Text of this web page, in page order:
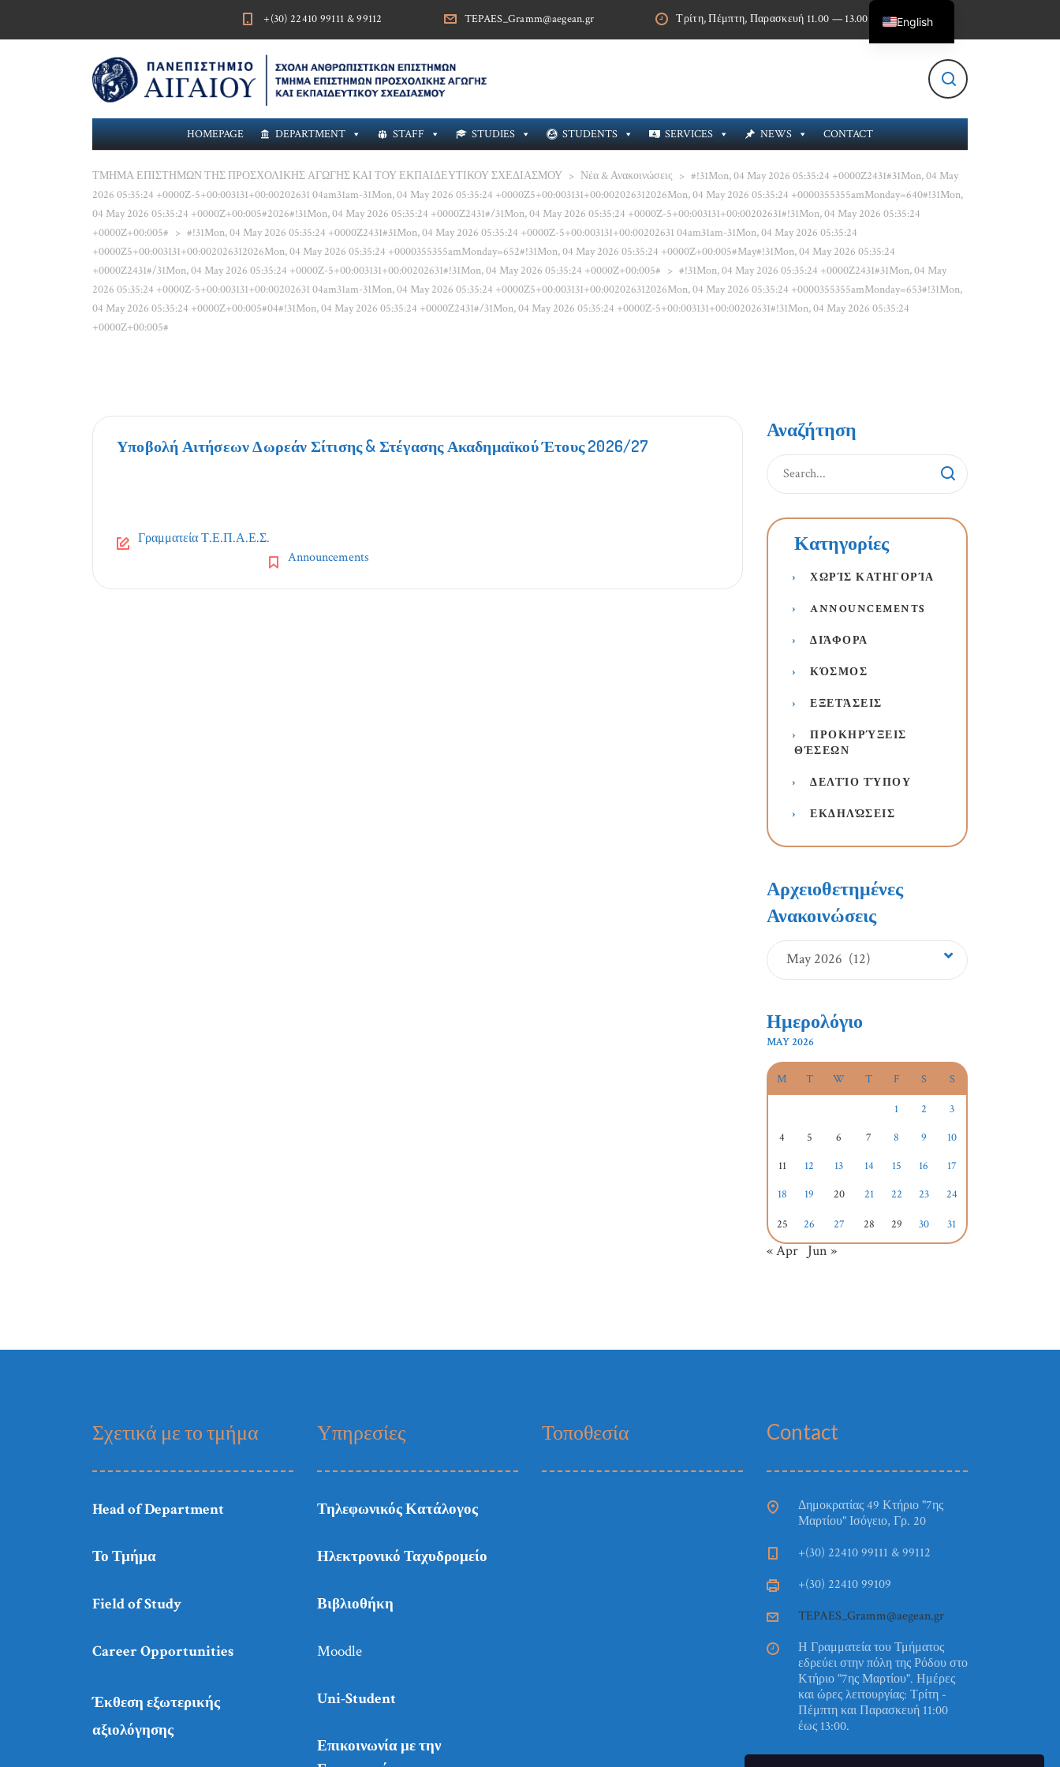
+(30) 22410 99111 & 99112 TEPAES_Gramm@aegean.gr Τρίτη, Πέμπτη, Παρασκευή 11.00 — 13.00
HOMEPAGE DEPARTMENT STAFF STUDIES STUDENTS SERVICES NEWS CONTACT
ΤΜΗΜΑ ΕΠΙΣΤΗΜΩΝ ΤΗΣ ΠΡΟΣΧΟΛΙΚΗΣ ΑΓΩΓΗΣ ΚΑΙ ΤΟΥ ΕΚΠΑΙΔΕΥΤΙΚΟΥ ΣΧΕΔΙΑΣΜΟΥ > Νέα & Ανακοινώσεις > #!31Mon, 04 May 2026 05:35:24 +0000Z2431#31Mon, 04 May
2026 05:35:24 +0000Z-5+00:003131+00:00202631 04am31am-31Mon, 04 May 2026 05:35:24 +0000Z5+00:003131+00:002026312026Mon, 04 May 2026 05:35:24 +0000355355amMonday=640#!31Mon,
04 May 2026 05:35:24 +0000Z+00:005#2026#!31Mon, 04 May 2026 05:35:24 +0000Z2431#/31Mon, 04 May 2026 05:35:24 +0000Z-5+00:003131+00:00202631#!31Mon, 04 May 2026 05:35:24
+0000Z+00:005# > #!31Mon, 04 May 2026 05:35:24 +0000Z2431#31Mon, 04 May 2026 05:35:24 +0000Z-5+00:003131+00:00202631 04am31am-31Mon, 04 May 2026 05:35:24
+0000Z5+00:003131+00:002026312026Mon, 04 May 2026 05:35:24 +0000355355amMonday=652#!31Mon, 04 May 2026 05:35:24 +0000Z+00:005#May#!31Mon, 04 May 2026 05:35:24
+0000Z2431#/31Mon, 04 May 2026 05:35:24 +0000Z-5+00:003131+00:00202631#!31Mon, 04 May 2026 05:35:24 +0000Z+00:005# > #!31Mon, 04 May 2026 05:35:24 +0000Z2431#31Mon, 04 May
2026 05:35:24 +0000Z-5+00:003131+00:00202631 04am31am-31Mon, 04 May 2026 05:35:24 +0000Z5+00:003131+00:002026312026Mon, 04 May 2026 05:35:24 +0000355355amMonday=653#!31Mon,
04 May 2026 05:35:24 +0000Z+00:005#04#!31Mon, 04 May 2026 05:35:24 +0000Z2431#/31Mon, 04 May 2026 05:35:24 +0000Z-5+00:003131+00:00202631#!31Mon, 04 May 2026 05:35:24
+0000Z+00:005#
Υποβολή Αιτήσεων Δωρεάν Σίτισης & Στέγασης Ακαδημαϊκού Έτους 2026/27
Γραμματεία Τ.Ε.Π.Α.Ε.Σ.
Announcements
Αναζήτηση
Κατηγορίες
ΧΩΡΊΣ ΚΑΤΗΓΟΡΊΑ
ANNOUNCEMENTS
ΔΙΆΦΟΡΑ
ΚΌΣΜΟΣ
ΕΞΕΤΆΣΕΙΣ
ΠΡΟΚΗΡΎΞΕΙΣ
ΘΈΣΕΩΝ
ΔΕΛΤΊΟ ΤΎΠΟΥ
ΕΚΔΗΛΏΣΕΙΣ
Αρχειοθετημένες
Ανακοινώσεις
Αρχειοθετημένες
Ανακοινώσεις
May 2026 (12)
Ημερολόγιο
MAY 2026
M T W T F S S
1 2
3
4
5 6 7 8 9
10
11
12 13 14 15 16
17
18
19 20 21 22 23 24
25 26 27 28 29 30 31
« Apr Jun »
Σχετικά με το τμήμα
Head of Department
Το Τμήμα
Field of Study
Career Opportunities
Έκθεση εξωτερικής
αξιολόγησης
Υπηρεσίες
Τηλεφωνικός Κατάλογος
Ηλεκτρονικό Ταχυδρομείο
Βιβλιοθήκη
Moodle
Uni-Student
Επικοινωνία με την
Τοποθεσία Contact
Δημοκρατίας 49 Κτήριο "7ης
Μαρτίου" Ισόγειο, Γρ. 20
+(30) 22410 99111 & 99112
+(30) 22410 99109
TEPAES_Gramm@aegean.gr
Η Γραμματεία του Τμήματος
εδρεύει στην πόλη της Ρόδου στο
Κτήριο "7ης Μαρτίου". Ημέρες
και ώρες λειτουργίας: Τρίτη -
Πέμπτη και Παρασκευή 11:00
έως 13:00.
English
Greek